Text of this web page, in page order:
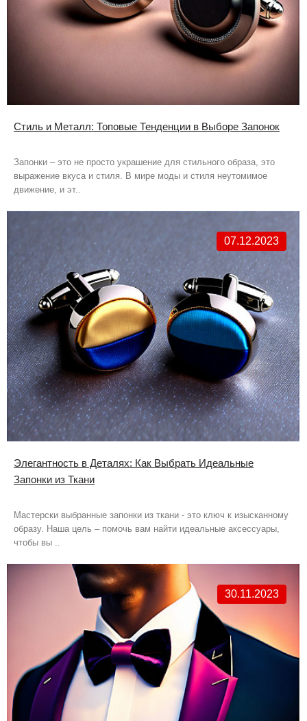
Стиль и Металл: Топовые Тенденции в Выборе Запонок
Запонки – это не просто украшение для стильного образа, это
выражение вкуса и стиля. В мире моды и стиля неутомимое
движение, и эт..
07.12.2023
Элегантность в Деталях: Как Выбрать Идеальные
Запонки из Ткани
Мастерски выбранные запонки из ткани - это ключ к изысканному
образу. Наша цель – помочь вам найти идеальные аксессуары,
чтобы вы ..
30.11.2023